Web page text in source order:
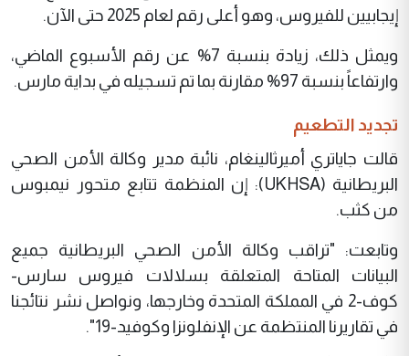
إيجابيين للفيروس، وهو أعلى رقم لعام 2025 حتى الآن.
ويمثل ذلك، زيادة بنسبة 7% عن رقم الأسبوع الماضي،
وارتفاعاً بنسبة 97% مقارنة بما تم تسجيله في بداية مارس.
تجديد التطعيم
قالت جاياتري أميرثالينغام، نائبة مدير وكالة الأمن الصحي
البريطانية (UKHSA): إن المنظمة تتابع متحور نيمبوس
من كثب.
وتابعت: "تراقب وكالة الأمن الصحي البريطانية جميع
البيانات المتاحة المتعلقة بسلالات فيروس سارس-
كوف-2 في المملكة المتحدة وخارجها، ونواصل نشر نتائجنا
في تقاريرنا المنتظمة عن الإنفلونزا وكوفيد-19".